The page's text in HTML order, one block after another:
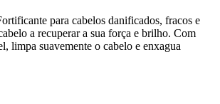
para cabelos danificados, fracos e
a recuperar a sua força e brilho. Com
limpa suavemente o cabelo e enxagua